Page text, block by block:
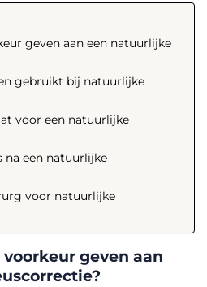
geven aan een natuurlijke
gebruikt bij natuurlijke
voor een natuurlijke
na een natuurlijke
voor natuurlijke
geven aan